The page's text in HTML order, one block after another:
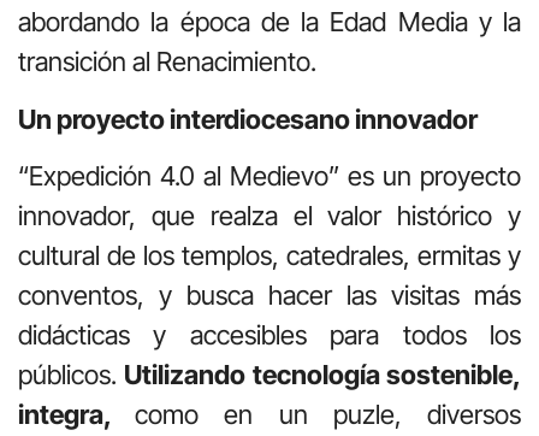
abordando la época de la Edad Media y la
transición al Renacimiento.
Un proyecto interdiocesano innovador
“Expedición 4.0 al Medievo” es un proyecto
innovador, que realza el valor histórico y
cultural de los templos, catedrales, ermitas y
conventos, y busca hacer las visitas más
didácticas y accesibles para todos los
públicos. Utilizando tecnología sostenible,
integra,como en un puzle, diversos